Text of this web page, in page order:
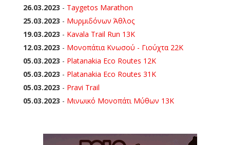
26.03.2023 - Taygetos Marathon
25.03.2023 - Μυρμιδόνων Άθλος
19.03.2023 - Kavala Trail Run 13K
12.03.2023 - Μονοπάτια Κνωσού - Γιούχτα 22Κ
05.03.2023 - Platanakia Eco Routes 12K
05.03.2023 - Platanakia Eco Routes 31K
05.03.2023 - Pravi Trail
05.03.2023 - Μινωικό Μονοπάτι Μύθων 13Κ